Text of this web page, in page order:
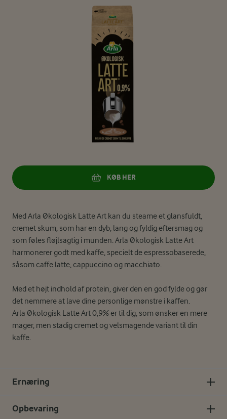
KØB HER
Med Arla Økologisk Latte Art kan du steame et glansfuldt,
cremet skum, som har en dyb, lang og fyldig eftersmag og
som føles fløjlsagtig i munden. Arla Økologisk Latte Art
harmonerer godt med kaffe, specielt de espressobaserede,
såsom caffe latte, cappuccino og macchiato.
Med et højt indhold af protein, giver den en god fylde og gør
det nemmere at lave dine personlige mønstre i kaffen.
Arla Økologisk Latte Art 0,9% er til dig, som ønsker en mere
mager, men stadig cremet og velsmagende variant til din
kaffe.
Ernæring
Opbevaring